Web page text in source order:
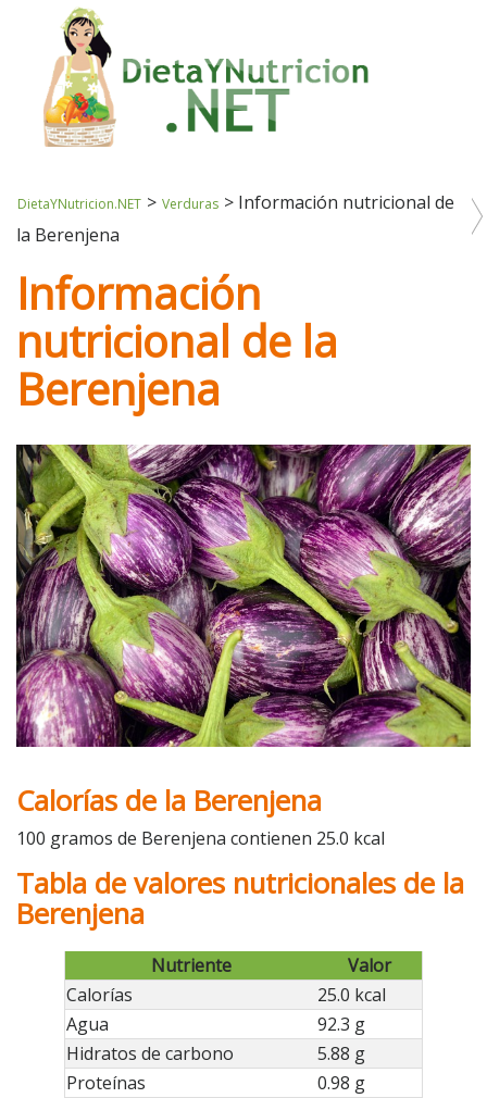
DietaYNutricion.NET > Verduras > Información nutricional de
la Berenjena
Información
nutricional de la
Berenjena
Calorías de la Berenjena
100 gramos de Berenjena contienen 25.0 kcal
Tabla de valores nutricionales de la
Berenjena
Nutriente
Valor
Calorías
25.0 kcal
Agua
92.3 g
Hidratos de carbono
5.88 g
Proteínas
0.98 g